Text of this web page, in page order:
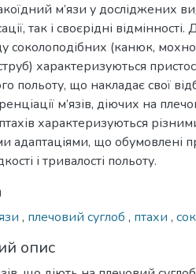
м’язи у досліджених
так і своєрідні відмінності.
соколоподібних (канюк,
характеризуються
польоту, що накладає свої
м’язів, діючих на
характеризуються
адаптаціями, що обумовлені
і тривалості польоту.
, плечовий суглоб , птахи ,
опис